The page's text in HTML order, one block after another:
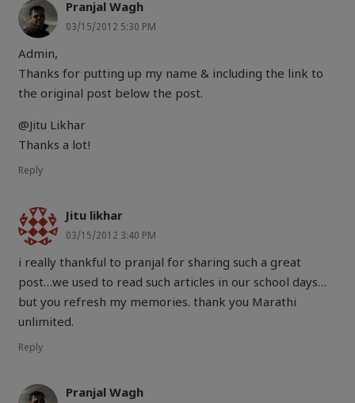
Pranjal Wagh
03/15/2012 5:30 PM
Admin,
Thanks for putting up my name & including the link to
the original post below the post.
@Jitu Likhar
Thanks a lot!
Reply
Jitu likhar
03/15/2012 3:40 PM
i really thankful to pranjal for sharing such a great
post…we used to read such articles in our school days…
but you refresh my memories. thank you Marathi
unlimited.
Reply
Pranjal Wagh